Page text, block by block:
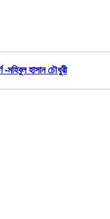
-মহিবুল হাসান চৌধুরী